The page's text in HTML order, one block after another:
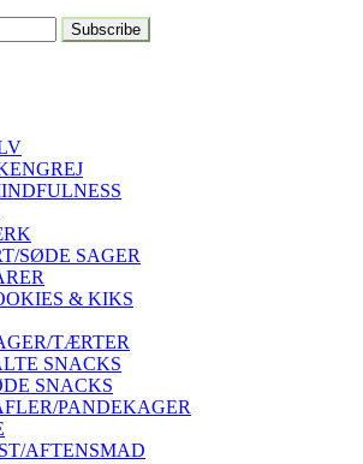
SØDE SAGER
& KIKS
TÆRTER
SNACKS
SNACKS
PANDEKAGER
AFTENSMAD